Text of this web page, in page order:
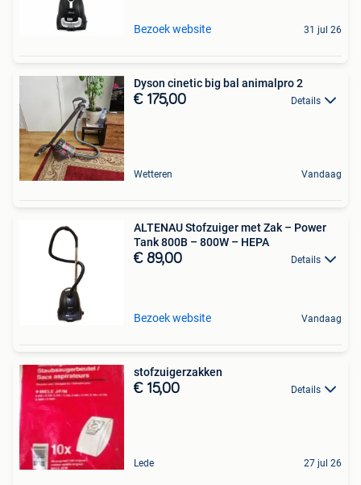
Bezoek website 31 jul 26
Dyson cinetic big bal animalpro 2
€ 175,00 Details
Wetteren Vandaag
ALTENAU Stofzuiger met Zak – Power
Tank 800B – 800W – HEPA
€ 89,00 Details
Bezoek website Vandaag
stofzuigerzakken
€ 15,00 Details
Lede 27 jul 26